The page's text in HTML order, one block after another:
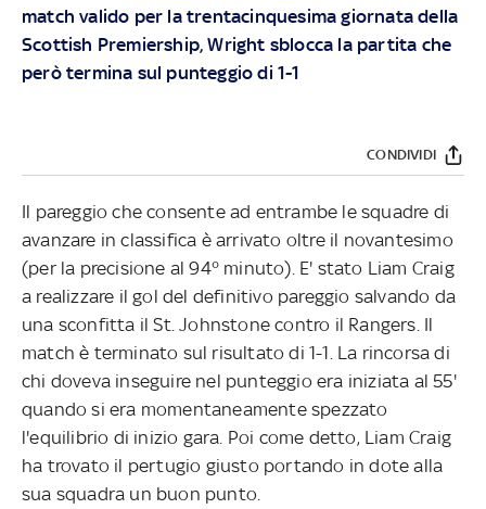
match valido per la trentacinquesima giornata della
Scottish Premiership, Wright sblocca la partita che
però termina sul punteggio di 1-1
CONDIVIDI
Il pareggio che consente ad entrambe le squadre di
avanzare in classifica è arrivato oltre il novantesimo
(per la precisione al 94° minuto). E' stato Liam Craig
a realizzare il gol del definitivo pareggio salvando da
una sconfitta il St. Johnstone contro il Rangers. Il
match è terminato sul risultato di 1-1. La rincorsa di
chi doveva inseguire nel punteggio era iniziata al 55'
quando si era momentaneamente spezzato
l'equilibrio di inizio gara. Poi come detto, Liam Craig
ha trovato il pertugio giusto portando in dote alla
sua squadra un buon punto.